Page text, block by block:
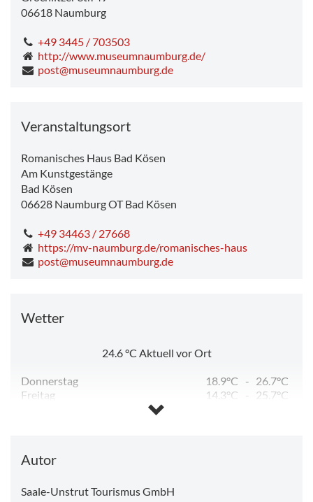
06618 Naumburg
+49 3445 / 703503
http://www.museumnaumburg.de/
post@museumnaumburg.de
Veranstaltungsort
Romanisches Haus Bad Kösen
Am Kunstgestänge
Bad Kösen
06628 Naumburg OT Bad Kösen
+49 34463 / 27668
https://mv-naumburg.de/romanisches-haus
post@museumnaumburg.de
Wetter
24.6°C Aktuell vor Ort
Donnerstag 18.9°C - 26.7°C
Freitag
14.3°C -
25.7°C
Autor
Saale-Unstrut Tourismus GmbH